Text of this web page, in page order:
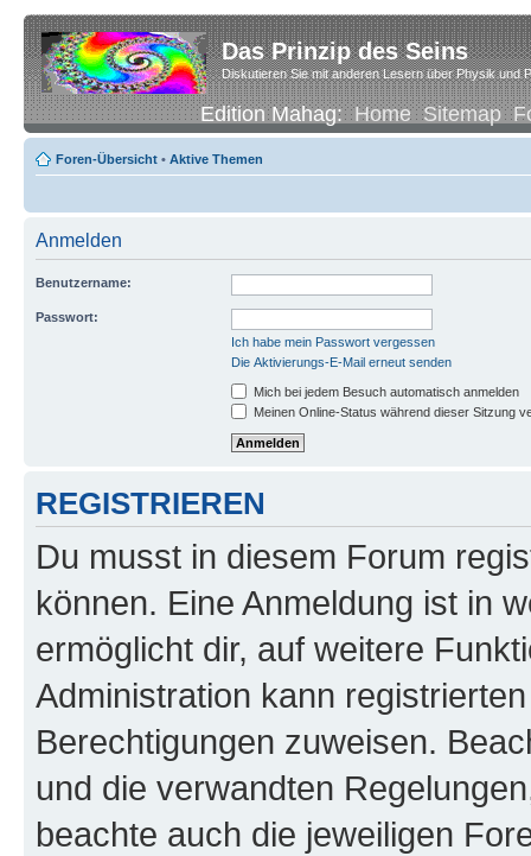
Das Prinzip des Seins
Diskutieren Sie mit anderen Lesern über Physik und
Edition Mahag:Home Sitemap
Foren-Übersicht • Aktive Themen
Anmelden
Benutzername:
Passwort:
Ich habe mein Passwort vergessen
Die Aktivierungs-E-Mail erneut senden
Mich bei jedem Besuch automatisch anmelden
Meinen Online-Status während dieser Sitzung
REGISTRIEREN
Du musst in diesem Forum
können. Eine Anmeldung ist in
ermöglicht dir, auf weitere
Administration kann
Berechtigungen zuweisen.
und die verwandten
beachte auch die jeweiligen